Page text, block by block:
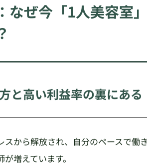
なぜ今「1人美容室
と高い利益率の裏にある
スから解放され、自分のペースで働
増えています。